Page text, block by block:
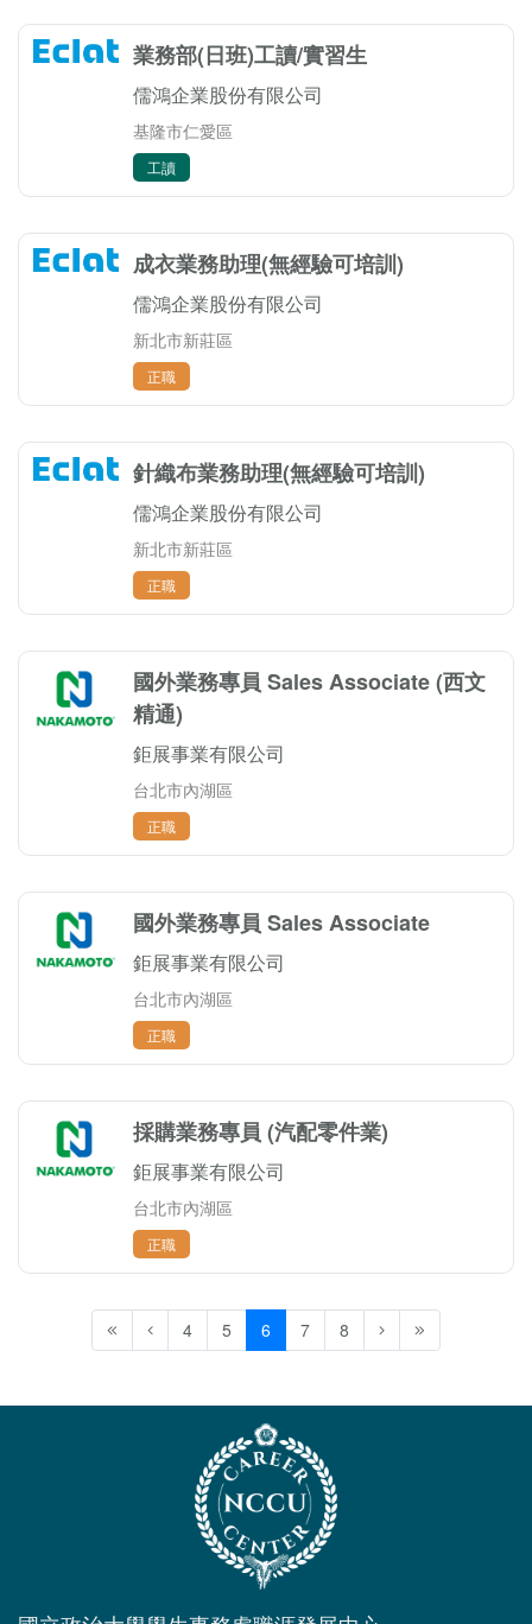
業務部(日班)工讀/實習生
儒鴻企業股份有限公司
基隆市仁愛區
工讀
成衣業務助理(無經驗可培訓)
儒鴻企業股份有限公司
新北市新莊區
正職
針織布業務助理(無經驗可培訓)
儒鴻企業股份有限公司
新北市新莊區
正職
國外業務專員 Sales Associate (西文
精通)
鉅展事業有限公司
台北市內湖區
正職
國外業務專員 Sales Associate
鉅展事業有限公司
台北市內湖區
正職
採購業務專員 (汽配零件業)
鉅展事業有限公司
台北市內湖區
正職
4 5 6 7 8